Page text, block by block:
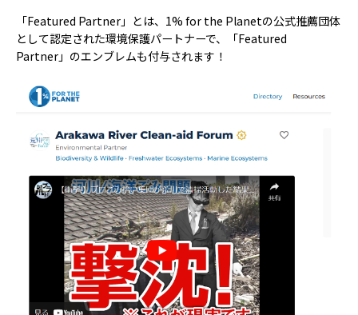
「Featured Partner」とは、1% for the Planetの公式推薦団体
として認定された環境保護パートナーで、「Featured
Partner」のエンブレムも付与されます！